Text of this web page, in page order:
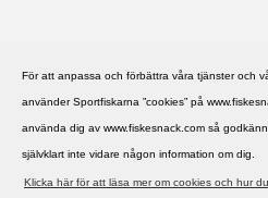
För att anpassa och förbättra våra tjänster och
använder Sportfiskarna ”cookies” på
använda dig av www.fiskesnack.com så
självklart inte vidare någon information om dig.
Klicka här för att läsa mer om cookies och hur